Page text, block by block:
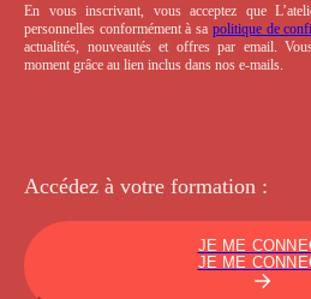
En vous inscrivant, vous acceptez que
personnelles conformément à sa politique de
actualités, nouveautés et offres par email.
moment grâce au lien inclus dans nos e-mails.
Accédez à votre formation :
JE ME
JE ME